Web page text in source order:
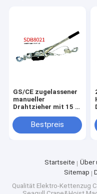
GS/CE zugelassener
manueller
Drahtzieher mit 15 1
Proof-Load
Bestpreis
Startseite Über
Sitemap
Qualität Elektro-Kettenzug